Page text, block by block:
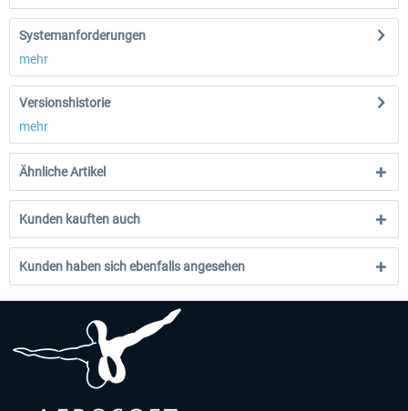
Systemanforderungen
mehr
Versionshistorie
mehr
Ähnliche Artikel
Kunden kauften auch
Kunden haben sich ebenfalls angesehen